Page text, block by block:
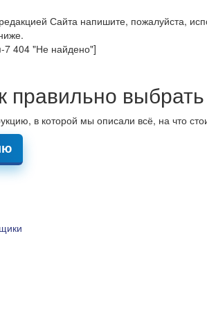
Сайта напишите, пожалуйста,
7 404 "Не найдено"]
правильно
в которой мы описали всё, на что